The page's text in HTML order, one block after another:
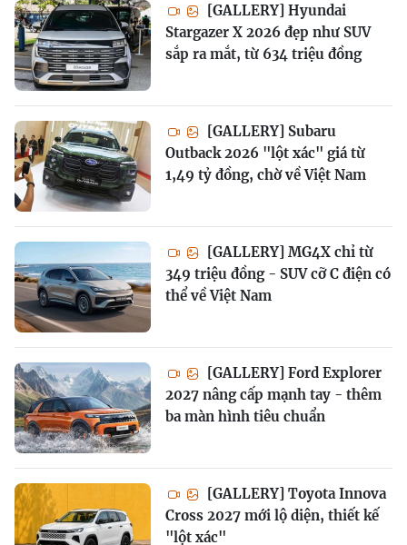
[GALLERY] Hyundai
Stargazer X 2026 đẹp như SUV
sắp ra mắt, từ 634 triệu đồng
[GALLERY] Subaru
Outback 2026 "lột xác" giá từ
1,49 tỷ đồng, chờ về Việt Nam
[GALLERY] MG4X chỉ từ
349 triệu đồng - SUV cỡ C điện có
thể về Việt Nam
[GALLERY] Ford Explorer
2027 nâng cấp mạnh tay - thêm
ba màn hình tiêu chuẩn
[GALLERY] Toyota Innova
Cross 2027 mới lộ diện, thiết kế
"lột xác"